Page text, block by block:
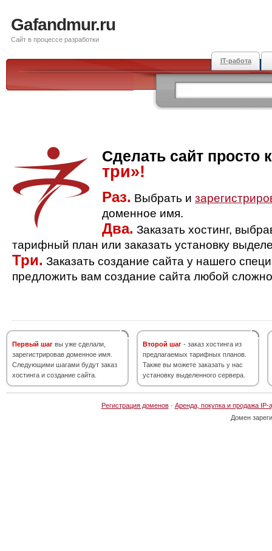
Gafandmur.ru
Сайт в процессе разработки
IT-работа
Сделать сайт просто
три»!
Раз. Выбрать и
доменное имя.
Два. Заказать хостинг,
тарифный план или заказать установку
Три. Заказать создание сайта у нашего
предложить вам создание сайта любой
Первый шаг вы уже сделали,
зарегистрировав доменное имя.
Следующими шагами будут заказ
хостинга и создание сайта.
Второй шаг - заказ хостинга из
предлагаемых тарифных планов.
Также вы можете заказать у нас
установку выделенного сервера.
Регистрация доменов· Аренда, покупка и продажа IP-
Домен